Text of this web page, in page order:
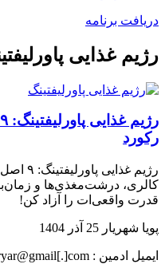
دریافت برنامه
رژیم غذایی
رکورد
رژیم
کالری، درشت‌مغذی‌ها و
قدرت واقعی‌ات را آزاد کن!
پویا شهریار 25 آذر 1404
ایمیل ادمین : pooya.shahryar@gmail[.]com